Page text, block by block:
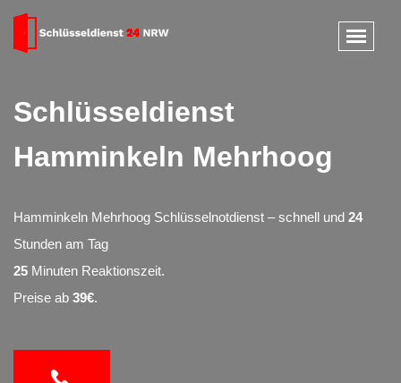
Schlüsseldienst
Hamminkeln Mehrhoog
Hamminkeln Mehrhoog Schlüsselnotdienst – schnell und 24
Stunden am Tag
25 Minuten Reaktionszeit.
Preise ab 39€.